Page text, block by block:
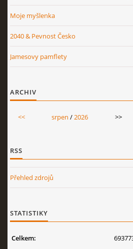
Moje myšlenka
2040 & Pevnost Česko
Jamesovy pamflety
ARCHIV
<< srpen /2026 >>
RSS
Přehled zdrojů
STATISTIKY
Celkem: